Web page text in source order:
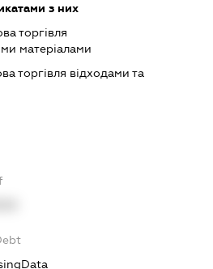
з них
торгівля
матеріалами
торгівля відходами та